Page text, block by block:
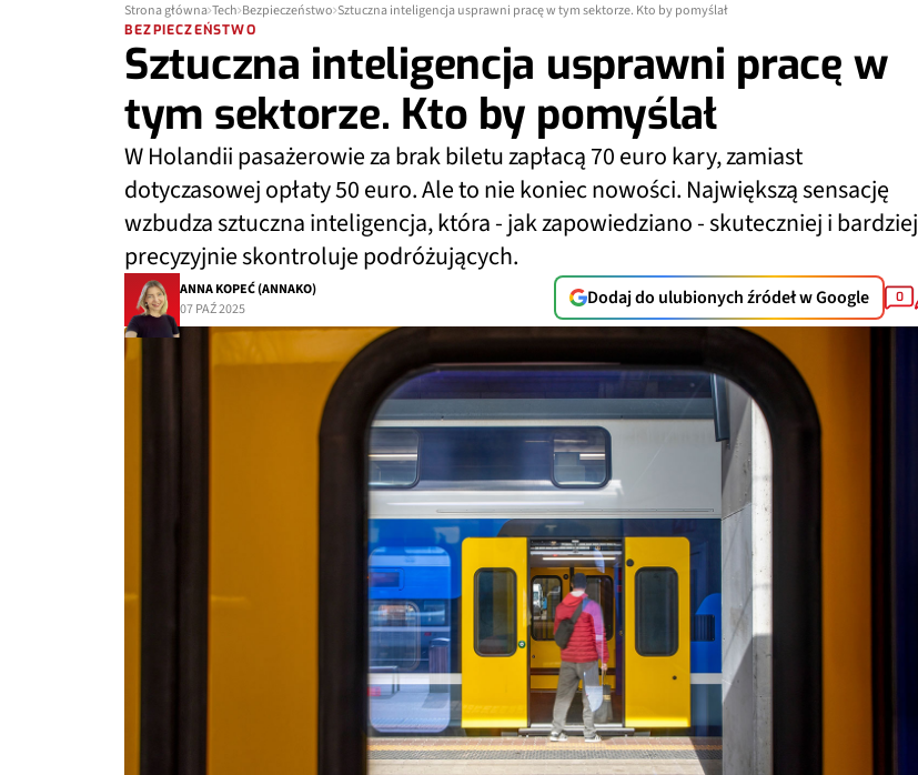
Strona główna Tech Bezpieczeństwo Sztuczna inteligencja usprawni pracę w tym sektorze. Kto by pomyślał
BEZPIECZEŃSTWO
Sztuczna inteligencja usprawni pracę w
tym sektorze. Kto by pomyślał
W Holandii pasażerowie za brak biletu zapłacą 70 euro kary, zamiast
dotyczasowej opłaty 50 euro. Ale to nie koniec nowości. Największą sensację
wzbudza sztuczna inteligencja, która - jak zapowiedziano - skuteczniej i bardziej
precyzyjnie skontroluje podróżujących.
ANNA KOPEĆ (ANNAKO)
07 PAŹ 2025
Dodaj do ulubionych źródeł w Google 0